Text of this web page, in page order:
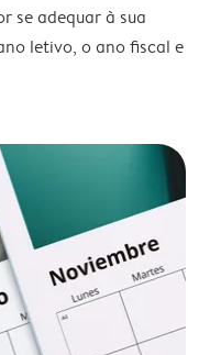
se adequar à sua
letivo, o ano fiscal e